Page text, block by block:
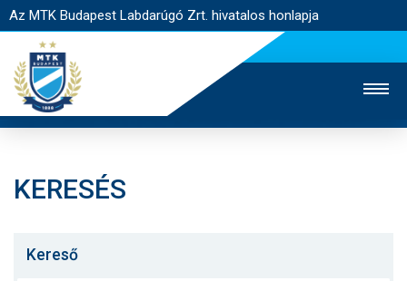
Az MTK Budapest Labdarúgó Zrt. hivatalos honlapja
JEGYÉRTÉKESÍTÉS
KERESÉS
Kereső